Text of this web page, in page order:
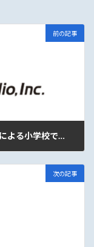
前の記事
一般社団法人 北海道建築士会札幌支部様による小学校での出前授業で使用する「建築パズル」の開発のお手伝いをいたしました。
次の記事